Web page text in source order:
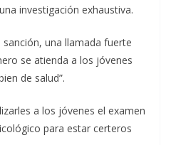
investigación exhaustiva.
sanción, una llamada fuerte
se atienda a los jóvenes
de salud”.
a los jóvenes el examen
para estar certeros